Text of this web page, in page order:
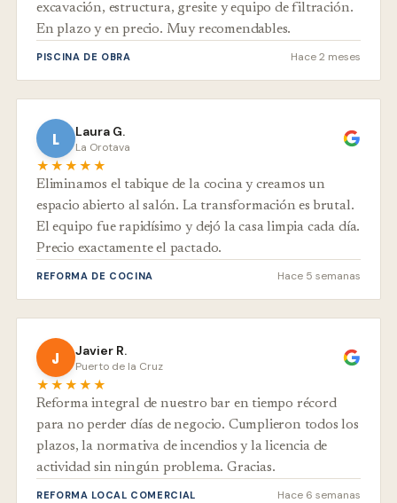
excavación, estructura, gresite y equipo de filtración.
En plazo y en precio. Muy recomendables.
PISCINA DE OBRA Hace 2 meses
L Laura G.
La Orotava
★★★★★
Eliminamos el tabique de la cocina y creamos un
espacio abierto al salón. La transformación es brutal.
El equipo fue rapidísimo y dejó la casa limpia cada día.
Precio exactamente el pactado.
REFORMA DE COCINA Hace 5 semanas
J Javier R.
Puerto de la Cruz
★★★★★
Reforma integral de nuestro bar en tiempo récord
para no perder días de negocio. Cumplieron todos los
plazos, la normativa de incendios y la licencia de
actividad sin ningún problema. Gracias.
REFORMA LOCAL COMERCIAL Hace 6 semanas